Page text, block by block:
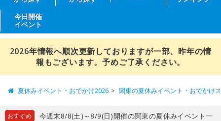
今日開催
イベント
2026年情報へ順次更新しておりますが一部、昨年の情
報もございます。予めご了承ください。
夏休みイベント・おでかけ2026 関東の夏休みイベント・おでかけ
おすすめ
今週末8/8(土)～8/9(日)開催の関東の夏休みイベント一